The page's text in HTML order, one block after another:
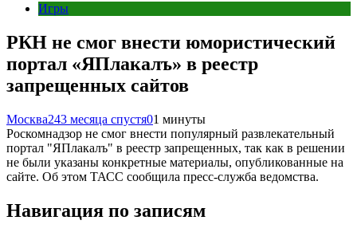
Игры
РКН не смог внести юмористический
портал «ЯПлакалъ» в реестр
запрещенных сайтов
Москва243 месяца спустя01 минуты
Роскомнадзор не смог внести популярный развлекательный
портал "ЯПлакалъ" в реестр запрещенных, так как в решении
не были указаны конкретные материалы, опубликованные на
сайте. Об этом ТАСС сообщила пресс-служба ведомства.
Навигация по записям